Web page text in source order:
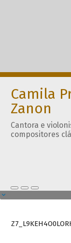
Camila
Zanon
Cantora e
compositores